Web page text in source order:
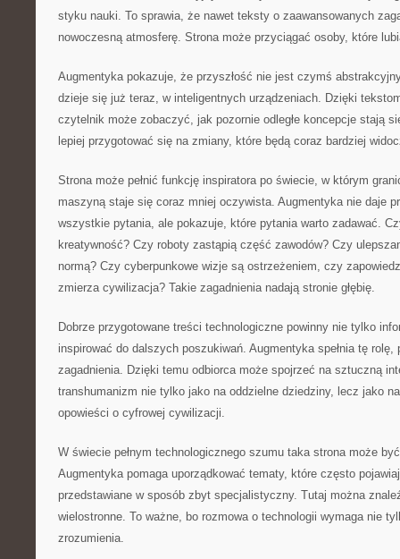
styku nauki. To sprawia, że nawet teksty o zaawansowanych
nowoczesną atmosferę. Strona może przyciągać osoby, które
Augmentyka pokazuje, że przyszłość nie jest czymś
dzieje się już teraz, w inteligentnych urządzeniach. Dzięki
czytelnik może zobaczyć, jak pozornie odległe koncepcje stają
lepiej przygotować się na zmiany, które będą coraz bardziej
Strona może pełnić funkcję inspiratora po świecie, w którym
maszyną staje się coraz mniej oczywista. Augmentyka nie daje
wszystkie pytania, ale pokazuje, które pytania warto zadawać.
kreatywność? Czy roboty zastąpią część zawodów? Czy
normą? Czy cyberpunkowe wizje są ostrzeżeniem, czy
zmierza cywilizacja? Takie zagadnienia nadają stronie głębię.
Dobrze przygotowane treści technologiczne powinny nie tylko
inspirować do dalszych poszukiwań. Augmentyka spełnia tę rolę,
zagadnienia. Dzięki temu odbiorca może spojrzeć na sztuczną
transhumanizm nie tylko jako na oddzielne dziedziny, lecz jako
opowieści o cyfrowej cywilizacji.
W świecie pełnym technologicznego szumu taka strona może
Augmentyka pomaga uporządkować tematy, które często
przedstawiane w sposób zbyt specjalistyczny. Tutaj można
wielostronne. To ważne, bo rozmowa o technologii wymaga nie
zrozumienia.